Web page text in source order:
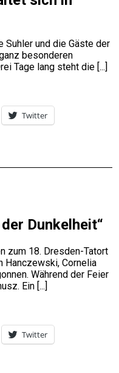
Suhler und die Gäste der
besonderen
Tage lang steht die
Twitter
Dunkelheit“
zum 18. Dresden-Tatort
Hanczewski, Cornelia
Während der Feier
Ein
Twitter